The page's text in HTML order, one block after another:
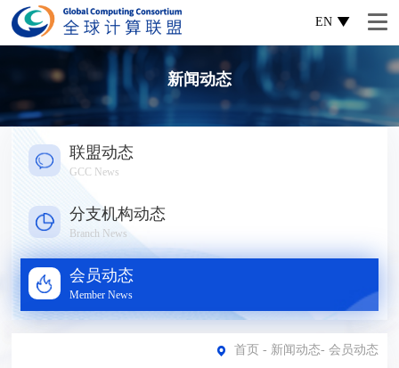
EN
新闻动态
联盟动态
GCC News
分支机构动态
Branch News
会员动态
Member News
首页 - 新闻动态- 会员动态